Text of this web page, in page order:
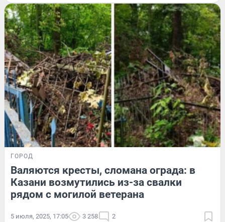
ГОРОД
Валяются кресты, сломана ограда: в
Казани возмутились из-за свалки
рядом с могилой ветерана
5 июля, 2025, 17:05 3 258 2